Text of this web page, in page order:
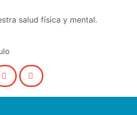
salud física y mental.